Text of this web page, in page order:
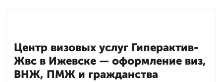
Центр визовых услуг Гиперактив-
Жвс в Ижевске — оформление виз,
ВНЖ, ПМЖ и гражданства